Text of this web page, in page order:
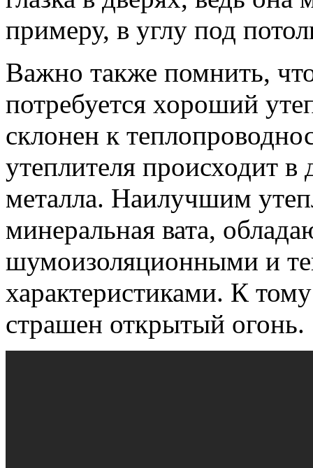
примеру, в углу под
Важно также помнить,
потребуется хороший
склонен к
утеплителя происходит
металла. Наилучшим
минеральная вата,
шумоизоляционными и
характеристиками. К
страшен открытый огонь.